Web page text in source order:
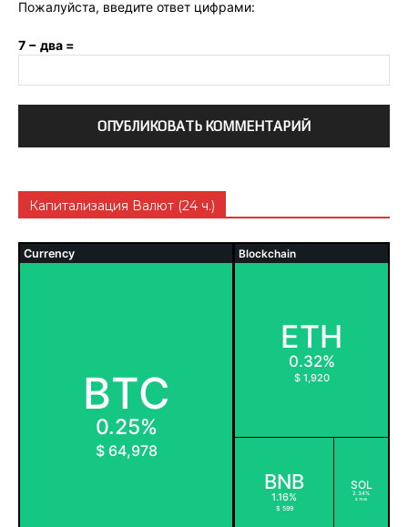
Пожалуйста, введите ответ цифрами:
7 − два =
Капитализация Валют (24 ч.)